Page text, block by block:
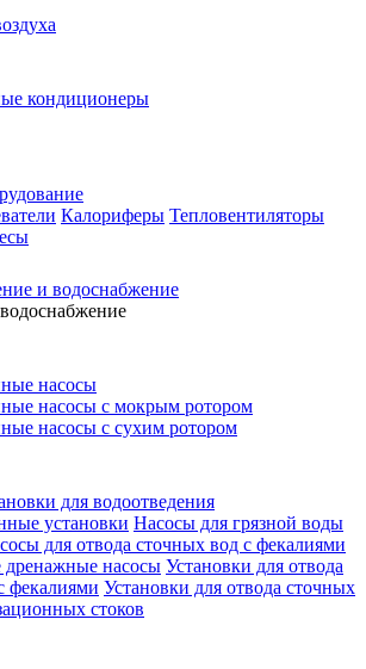
кондиционеры
Калориферы Тепловентиляторы
и водоснабжение
насосы
насосы с мокрым ротором
насосы с сухим ротором
для водоотведения
установки Насосы для грязной воды
для отвода сточных вод c фекалиями
насосы Установки для отвода
фекалиями Установки для отвода сточных
стоков